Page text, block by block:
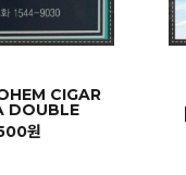
CIGAR
DOUBLE
원